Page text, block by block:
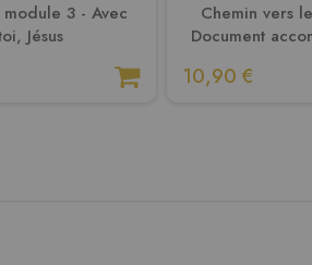
3 - Avec
Jésus
Chemin vers
Document
10,90 €